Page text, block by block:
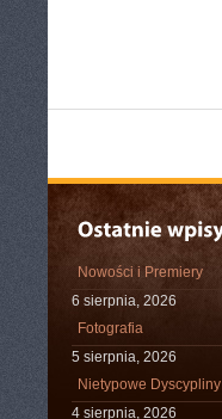
Nowości i Premiery
6 sierpnia, 2026
Fotografia
5 sierpnia, 2026
Nietypowe Dyscypliny
4 sierpnia, 2026